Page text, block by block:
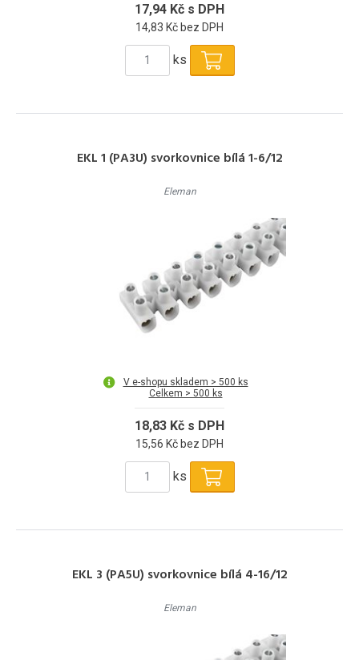
17,94 Kč s DPH
14,83 Kč bez DPH
ks
EKL 1 (PA3U) svorkovnice bílá 1-6/12
Eleman
V e-shopu skladem > 500 ks
Celkem > 500 ks
18,83 Kč s DPH
15,56 Kč bez DPH
ks
EKL 3 (PA5U) svorkovnice bílá 4-16/12
Eleman